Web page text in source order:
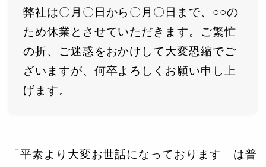
弊社は〇月〇日から〇月〇日まで、○○の
ため休業とさせていただきます。ご繁忙
の折、ご迷惑をおかけして大変恐縮でご
ざいますが、何卒よろしくお願い申し上
げます。
「平素より大変お世話になっております」は普